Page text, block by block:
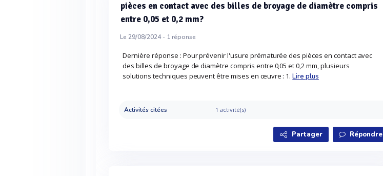
pièces en contact avec des billes de broyage de diamètre compris
entre 0,05 et 0,2 mm?
Le 29/08/2024 - 1réponse
Dernière réponse : Pour prévenir l'usure prématurée des pièces en contact avec
des billes de broyage de diamètre compris entre 0,05 et 0,2 mm, plusieurs
solutions techniques peuvent être mises en œuvre : 1.Lire plus
Activités citées 1 activité(s)
Partager Répondre